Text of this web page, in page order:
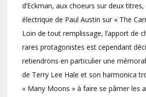
d’Eckman, aux choeurs sur deux
électrique de Paul Austin sur « The
Loin de tout remplissage, l’apport de
rares protagonistes est cependant
retiendrons en particulier une
de Terry Lee Hale et son harmonica
« Many Moons » à faire se pâmer les